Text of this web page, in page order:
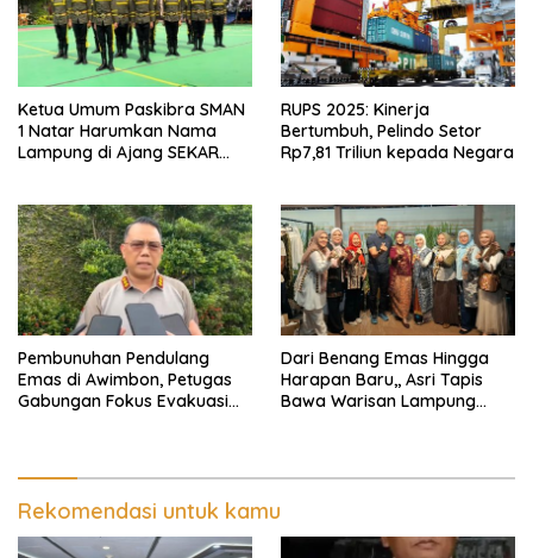
Ketua Umum Paskibra SMAN
1 Natar Harumkan Nama
Lampung di Ajang SEKAR
RUPS 2025: Kinerja
Bertumbuh, Pelindo Setor
Rp7,81 Triliun kepada Negara
Pembunuhan Pendulang
Emas di Awimbon, Petugas
Gabungan Fokus Evakuasi
Dari Benang Emas Hingga
Harapan Baru,, Asri Tapis
Bawa Warisan Lampung
Rekomendasi untuk kamu